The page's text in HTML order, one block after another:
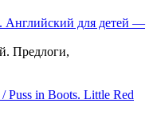
Английский для детей —
Предлоги,